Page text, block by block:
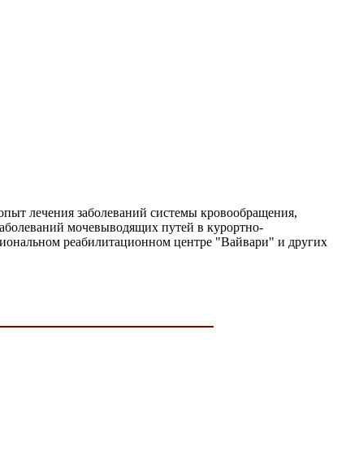
лечения заболеваний системы кровообращения,
мочевыводящих путей в курортно-
реабилитационном центре "Вайвари" и других